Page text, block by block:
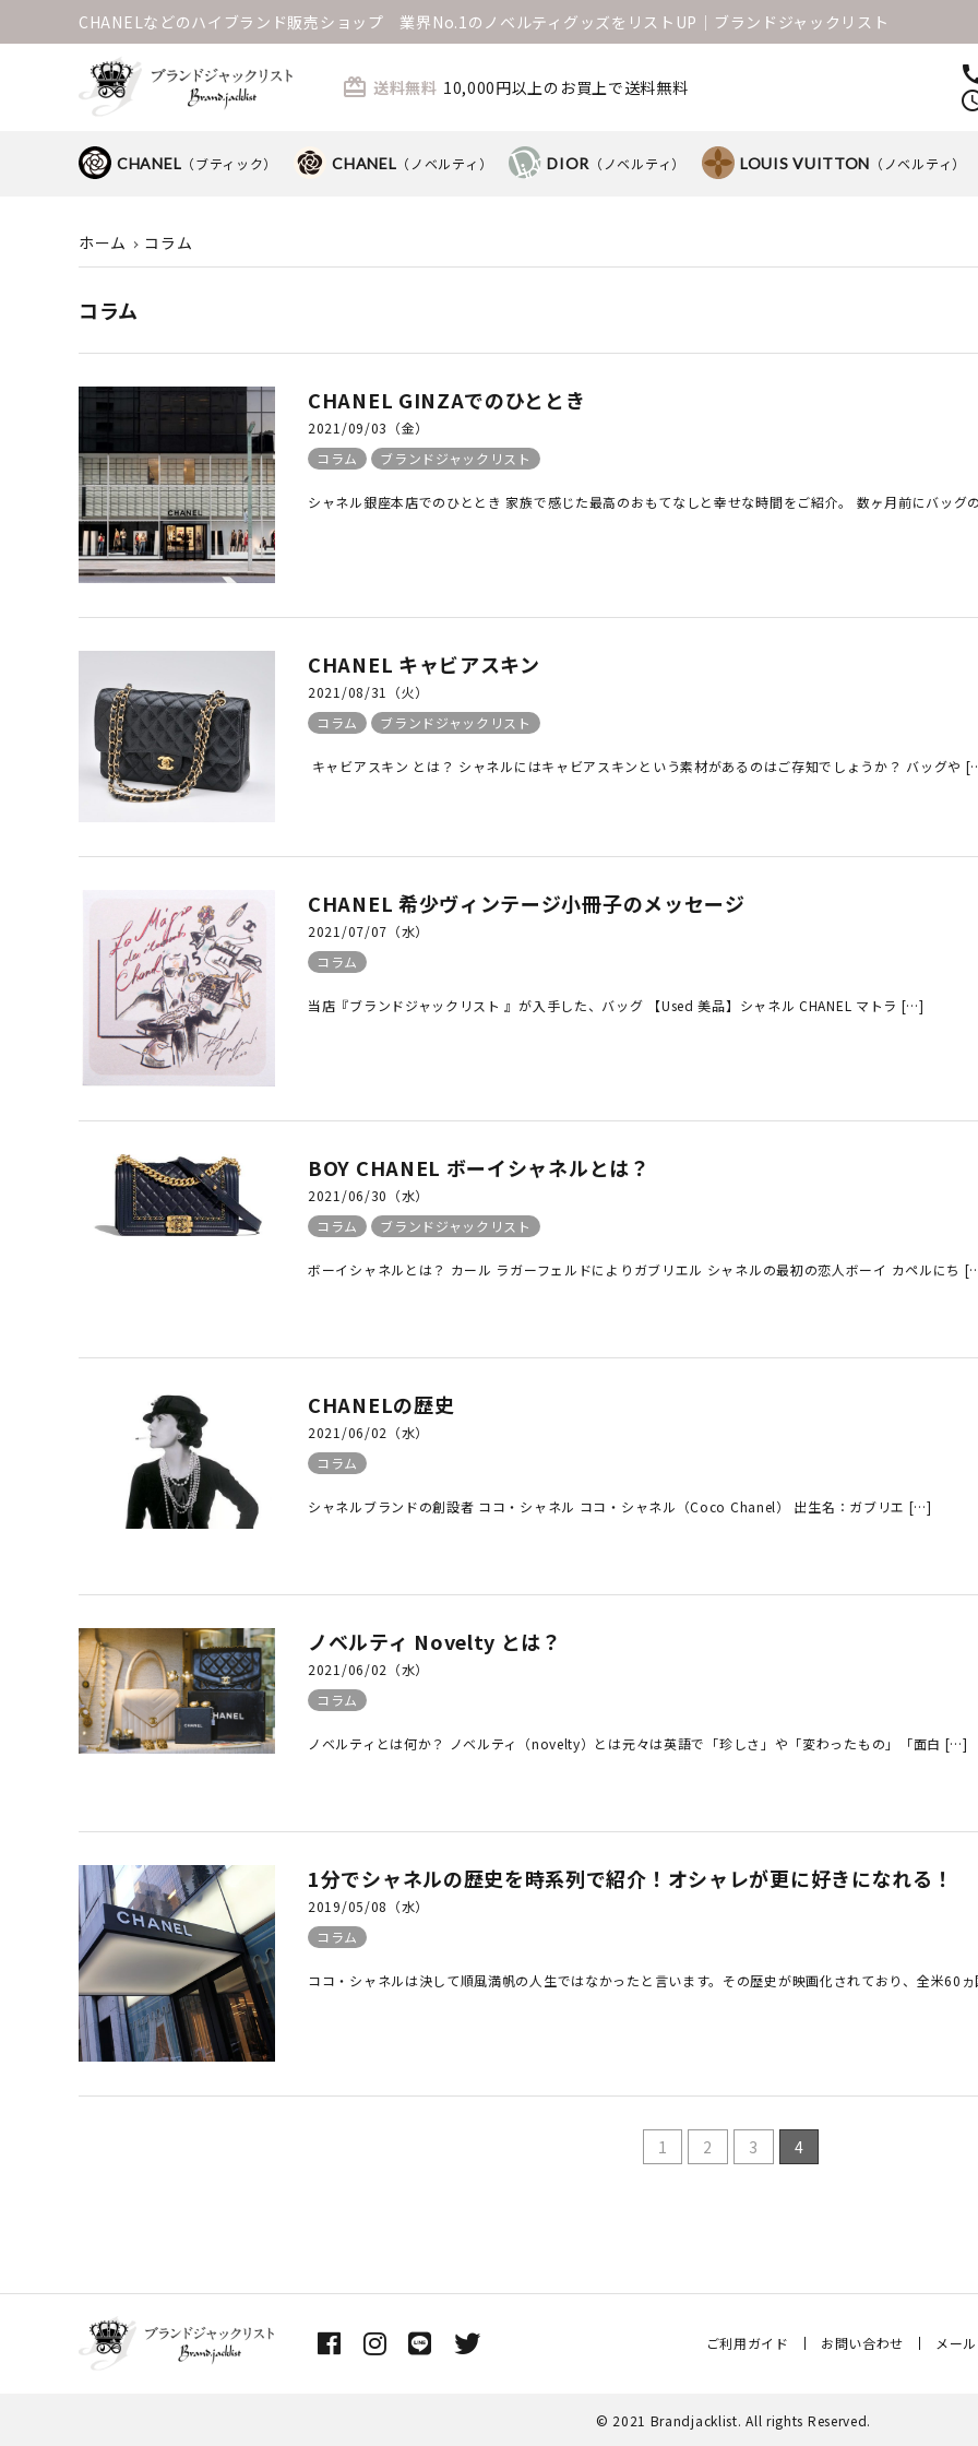
CHANELなどのハイブランド販売ショップ 業界No.1のノベルティグッズをリストUP│ブランドジャックリスト
card_giftcard 送料無料 10,000円以上のお買上で送料無料
CHANEL （ブティック） CHANEL （ノベルティ） DIOR （ノベルティ） LOUIS VUITTON （ノベルティ）
ホーム コラム
コラム
CHANEL GINZAでのひととき
2021/09/03（金）
コラム
ブランドジャックリスト
シャネル銀座本店でのひととき 家族で感じた最高のおもてなしと幸せな時間をご紹介。 数ヶ月前にバッグ
CHANEL キャビアスキン
2021/08/31（火）
コラム
ブランドジャックリスト
キャビアスキン とは？ シャネルにはキャビアスキンという素材があるのはご存知でしょうか？ バッグや
CHANEL 希少ヴィンテージ小冊子のメッセージ
2021/07/07（水）
コラム
当店『ブランドジャックリスト 』が入手した、バッグ 【Used 美品】シャネル CHANEL マトラ […]
BOY CHANEL ボーイシャネルとは？
2021/06/30（水）
コラム
ブランドジャックリスト
ボーイシャネルとは？ カール ラガーフェルドによりガブリエル シャネルの最初の恋人ボーイ カペルにち
CHANELの歴史
2021/06/02（水）
コラム
シャネルブランドの創設者 ココ・シャネル ココ・シャネル（Coco Chanel） 出生名：ガブリエ […]
ノベルティ Novelty とは？
2021/06/02（水）
コラム
ノベルティとは何か？ ノベルティ（novelty）とは元々は英語で「珍しさ」や「変わったもの」「面白 […]
1分でシャネルの歴史を時系列で紹介！オシャレが更に好きになれる！
2019/05/08（水）
コラム
ココ・シャネルは決して順風満帆の人生ではなかったと言います。その歴史が映画化されており、全米60
1 2 3 4
ご利用ガイド お問い合わせ メー
© 2021 Brandjacklist. All rights Reserved.